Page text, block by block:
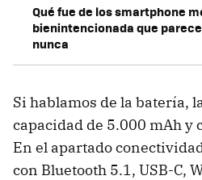
Qué fue de los smartphone
bienintencionada que
nunca
Si hablamos de la batería,
capacidad de 5.000 mAh y
En el apartado
con Bluetooth 5.1, USB-C,